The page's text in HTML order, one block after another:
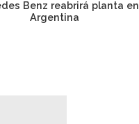
Benz reabrirá planta en
Argentina